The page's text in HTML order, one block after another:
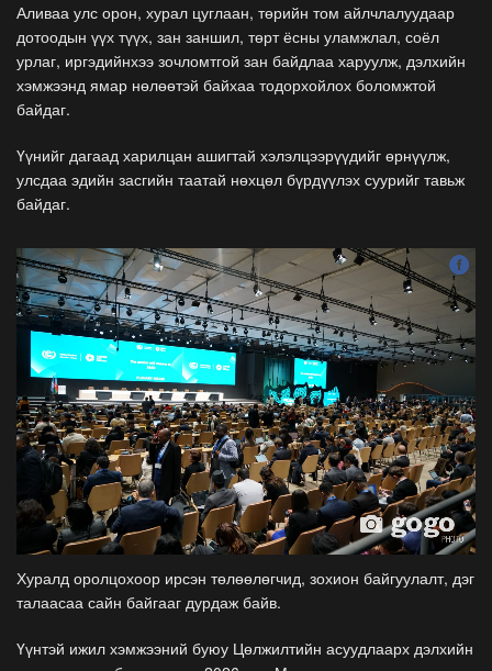
Аливаа улс орон, хурал цуглаан, төрийн том айлчлалуудаар
дотоодын үүх түүх, зан заншил, төрт ёсны уламжлал, соёл
урлаг, иргэдийнхээ зочломтгой зан байдлаа харуулж, дэлхийн
хэмжээнд ямар нөлөөтэй байхаа тодорхойлох боломжтой
байдаг.
Үүнийг дагаад харилцан ашигтай хэлэлцээрүүдийг өрнүүлж,
улсдаа эдийн засгийн таатай нөхцөл бүрдүүлэх суурийг тавьж
байдаг.
Хуралд оролцохоор ирсэн төлөөлөгчид, зохион байгуулалт, дэг
талаасаа сайн байгааг дурдаж байв.
Үүнтэй ижил хэмжээний буюу Цөлжилтийн асуудлаарх дэлхийн